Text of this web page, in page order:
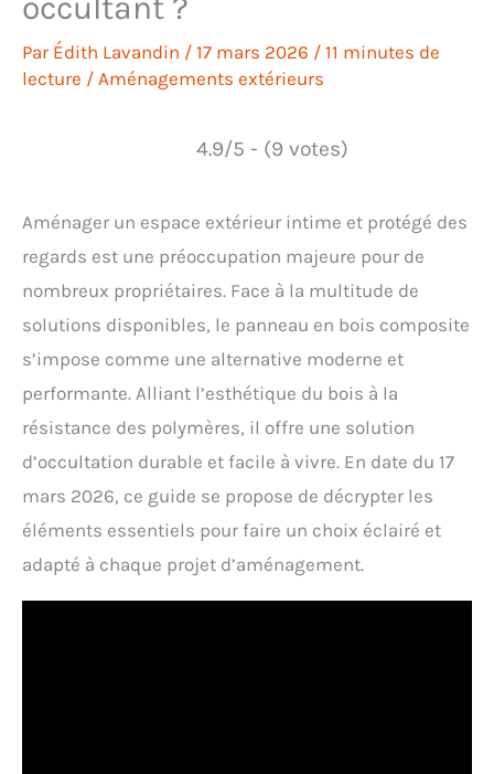
Par Édith Lavandin / 17 mars 2026 / 11 minutes de
lecture / Aménagements extérieurs
4.9/5 - (9 votes)
Aménager un espace extérieur intime et protégé des
regards est une préoccupation majeure pour de
nombreux propriétaires. Face à la multitude de
solutions disponibles, le panneau en bois composite
s’impose comme une alternative moderne et
performante. Alliant l’esthétique du bois à la
résistance des polymères, il offre une solution
d’occultation durable et facile à vivre. En date du 17
mars 2026, ce guide se propose de décrypter les
éléments essentiels pour faire un choix éclairé et
adapté à chaque projet d’aménagement.